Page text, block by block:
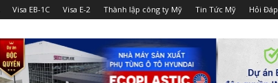
Visa EB-1C Visa E-2 Thành lập công ty Mỹ Tin Tức Mỹ Hỏi Đáp